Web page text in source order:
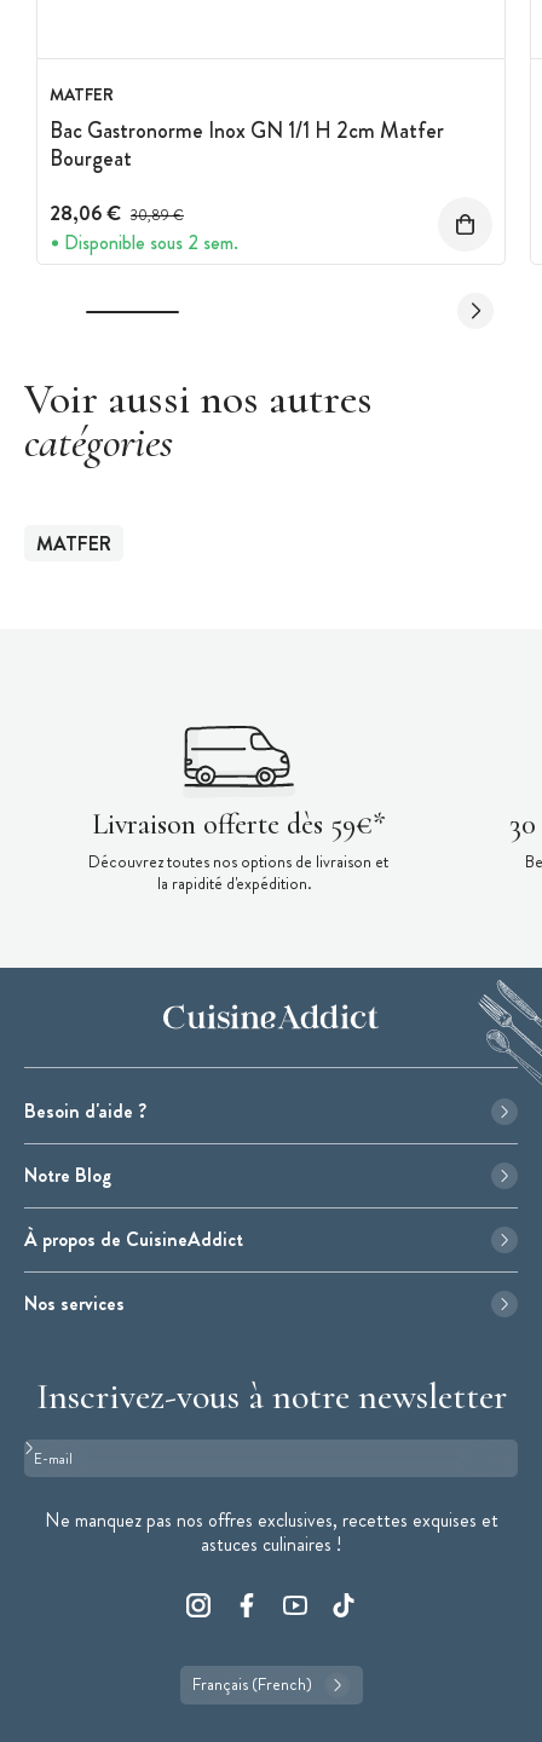
MATFER
Bac Gastronorme Inox GN 1/1 H 2cm Matfer
Bourgeat
28,06 € Prix avant réduction :
30,89 €
Disponible sous 2 sem.
Voir aussi nos autres
catégories
MATFER
Livraison offerte dès 59€*
Découvrez toutes nos options de livraison et
la rapidité d'expédition.
Besoin d'aide ?
Notre Blog
À propos de CuisineAddict
Nos services
Inscrivez-vous à notre newsletter
Format : adresse@email.com
Ne manquez pas nos offres exclusives, recettes exquises et
astuces culinaires !
Français (French)